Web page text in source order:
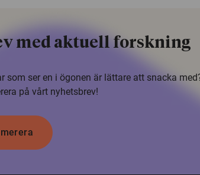
med aktuell forskning
som ser en i ögonen är lättare att snacka
på vårt nyhetsbrev!